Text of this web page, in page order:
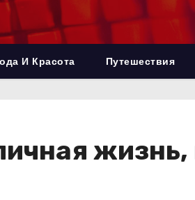
И Красота Путешествия